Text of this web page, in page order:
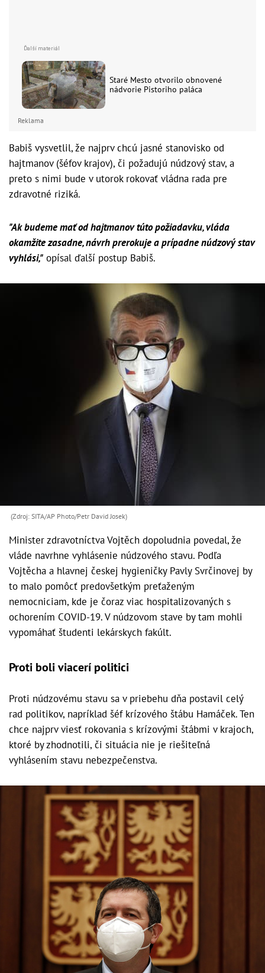
Staré Mesto otvorilo obnovené
nádvorie Pistoriho paláca
Reklama
Babiš vysvetlil, že najprv chcú jasné stanovisko od
hajtmanov (šéfov krajov), či požadujú núdzový stav, a
preto s nimi bude v utorok rokovať vládna rada pre
zdravotné riziká.
"Ak budeme mať od hajtmanov túto požiadavku, vláda
okamžite zasadne, návrh prerokuje a prípadne núdzový stav
vyhlási," opísal ďalší postup Babiš.
(Zdroj: SITA/AP Photo/Petr David Josek)
Minister zdravotníctva Vojtěch dopoludnia povedal, že
vláde navrhne vyhlásenie núdzového stavu. Podľa
Vojtěcha a hlavnej českej hygieničky Pavly Svrčinovej by
to malo pomôcť predovšetkým preťaženým
nemocniciam, kde je čoraz viac hospitalizovaných s
ochorením COVID-19. V núdzovom stave by tam mohli
vypomáhať študenti lekárskych fakúlt.
Proti boli viacerí politici
Proti núdzovému stavu sa v priebehu dňa postavil celý
rad politikov, napríklad šéf krízového štábu Hamáček. Ten
chce najprv viesť rokovania s krízovými štábmi v krajoch,
ktoré by zhodnotili, či situácia nie je riešiteľná
vyhlásením stavu nebezpečenstva.